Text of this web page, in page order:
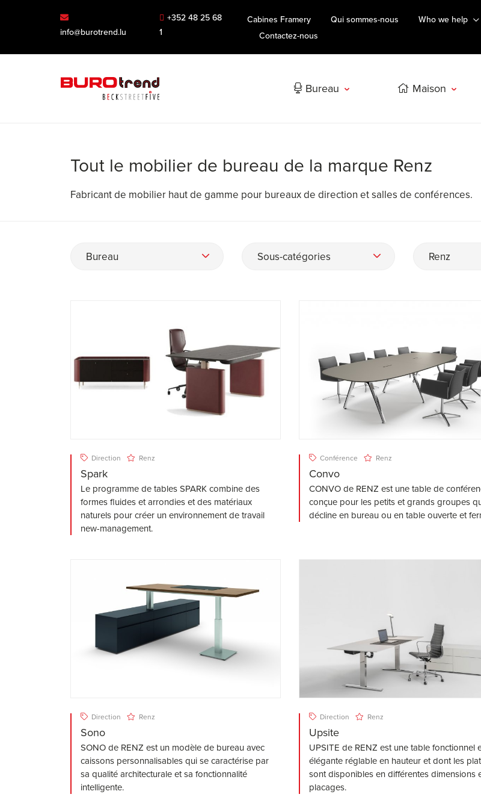
info@burotrend.lu
+352 48 25 68
1
Cabines Framery Qui sommes-nous Who we help
Contactez-nous
Bureau Maison
Tout le mobilier de bureau de la marque Renz
Fabricant de mobilier haut de gamme pour bureaux de direction et salles de conférences.
Bureau Sous-catégories Renz
Direction Renz
Spark
Le programme de tables SPARK combine des
formes fluides et arrondies et des matériaux
naturels pour créer un environnement de travail
new-management.
Conférence Renz
Convo
CONVO de RENZ est une table de
conçue pour les petits et grands groupes
décline en bureau ou en table ouverte et
Direction Renz
Sono
SONO de RENZ est un modèle de bureau avec
caissons personnalisables qui se caractérise par
sa qualité architecturale et sa fonctionnalité
intelligente.
Direction Renz
Upsite
UPSITE de RENZ est une table fonctionnel
élégante réglable en hauteur et dont les
sont disponibles en différentes dimensions
placages.